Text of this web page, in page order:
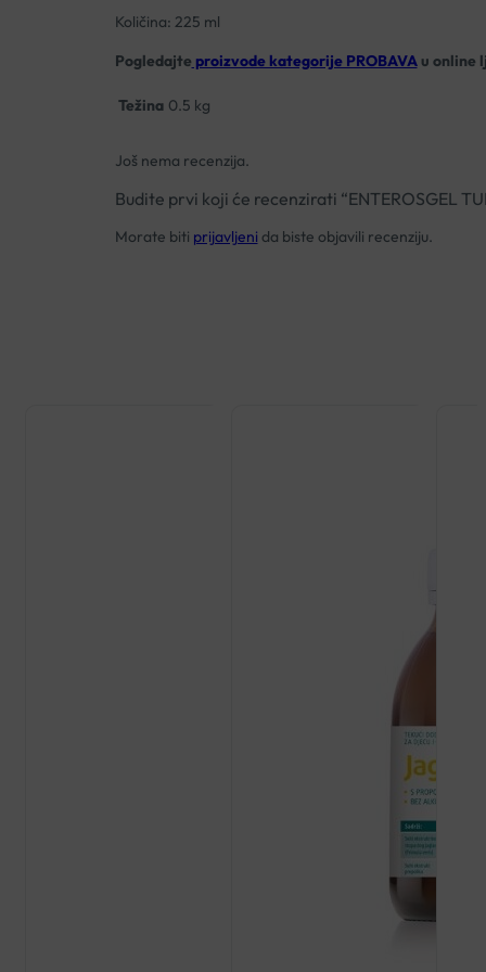
Količina: 225 ml
Pogledajte proizvode kategorije PROBAVAu online
Težina 0.5 kg
Još nema recenzija.
Budite prvi koji će recenzirati “ENTEROSGEL
Morate biti prijavljeni da biste objavili recenziju.